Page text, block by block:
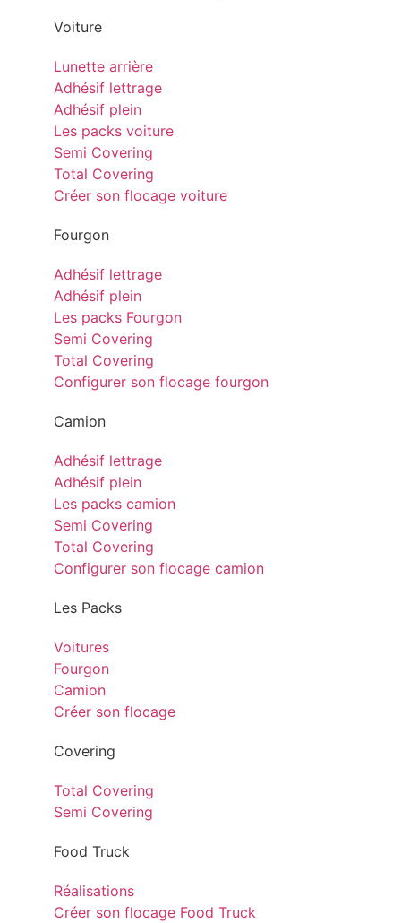
Voiture
Lunette arrière
Adhésif lettrage
Adhésif plein
Les packs voiture
Semi Covering
Total Covering
Créer son flocage voiture
Fourgon
Adhésif lettrage
Adhésif plein
Les packs Fourgon
Semi Covering
Total Covering
Configurer son flocage fourgon
Camion
Adhésif lettrage
Adhésif plein
Les packs camion
Semi Covering
Total Covering
Configurer son flocage camion
Les Packs
Voitures
Fourgon
Camion
Créer son flocage
Covering
Total Covering
Semi Covering
Food Truck
Réalisations
Créer son flocage Food Truck